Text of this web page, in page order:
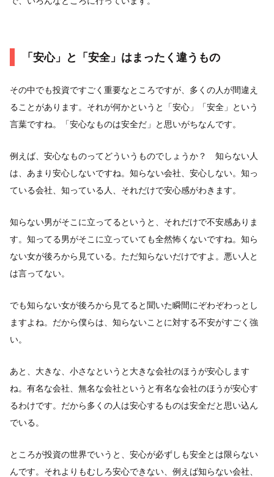
「安心」と「安全」はまったく違うもの
その中でも投資ですごく重要なところですが、多くの人が間違え
ることがあります。それが何かというと「安心」「安全」という
言葉ですね。「安心なものは安全だ」と思いがちなんです。
例えば、安心なものってどういうものでしょうか？ 知らない人
は、あまり安心しないですね。知らない会社、安心しない。知っ
ている会社、知っている人、それだけで安心感がわきます。
知らない男がそこに立ってるというと、それだけで不安感ありま
す。知ってる男がそこに立っていても全然怖くないですね。知ら
ない女が後ろから見ている。ただ知らないだけですよ。悪い人と
は言ってない。
でも知らない女が後ろから見てると聞いた瞬間にぞわぞわっとし
ますよね。だから僕らは、知らないことに対する不安がすごく強
い。
あと、大きな、小さなというと大きな会社のほうが安心します
ね。有名な会社、無名な会社というと有名な会社のほうが安心す
るわけです。だから多くの人は安心するものは安全だと思い込ん
でいる。
ところが投資の世界でいうと、安心が必ずしも安全とは限らない
んです。それよりもむしろ安心できない、例えば知らない会社、